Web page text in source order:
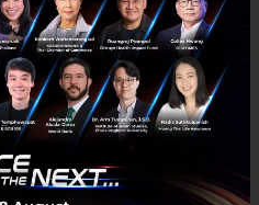
หน่วย
จ จึงป้อนคำสั่งแบบคลุมเครือ
ทีม B ต้องลองผิดลองถูก
บ กว่าจะได้งานที่พอใช้ได้
3,000 หน่วย
แบบ Token มาตัดสิน